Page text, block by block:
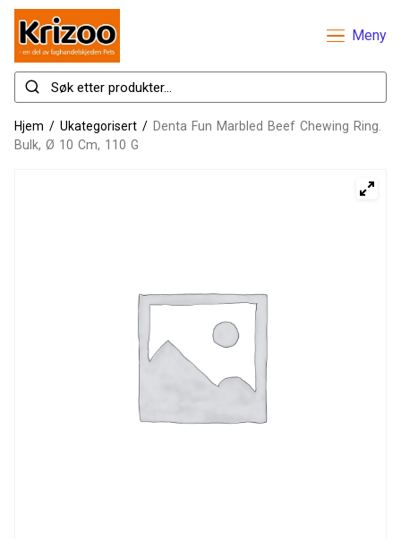
Meny
Hjem / Ukategorisert / Denta Fun Marbled Beef Chewing Ring.
Bulk, Ø 10 Cm, 110 G